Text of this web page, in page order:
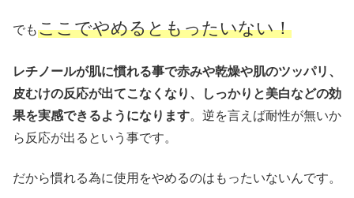
でもここでやめるともったいない！
レチノールが肌に慣れる事で赤みや乾燥や肌のツッパリ、
皮むけの反応が出てこなくなり、しっかりと美白などの効
果を実感できるようになります。逆を言えば耐性が無いか
ら反応が出るという事です。
だから慣れる為に使用をやめるのはもったいないんです。